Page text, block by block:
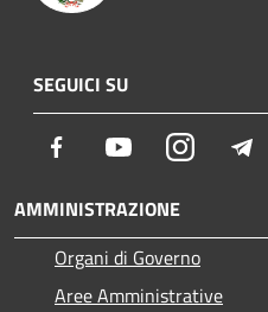
SEGUICI SU
Facebook YoutubeInstagram
AMMINISTRAZIONE
Organi di Governo
Aree Amministrative